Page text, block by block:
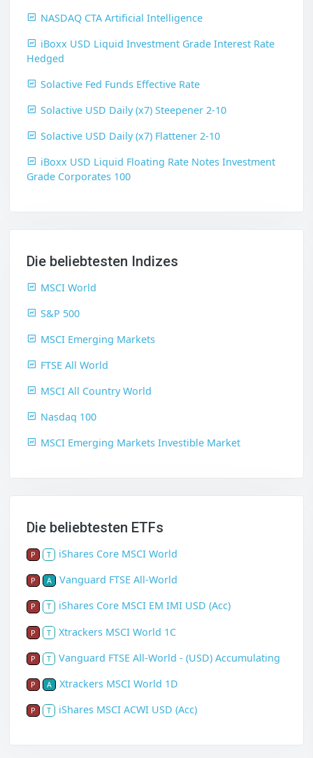
NASDAQ CTA Artificial Intelligence
iBoxx USD Liquid Investment Grade Interest Rate
Hedged
Solactive Fed Funds Effective Rate
Solactive USD Daily (x7) Steepener 2-10
Solactive USD Daily (x7) Flattener 2-10
iBoxx USD Liquid Floating Rate Notes Investment
Grade Corporates 100
Die beliebtesten Indizes
MSCI World
S&P 500
MSCI Emerging Markets
FTSE All World
MSCI All Country World
Nasdaq 100
MSCI Emerging Markets Investible Market
Die beliebtesten ETFs
P T iShares Core MSCI World
P A Vanguard FTSE All-World
P T iShares Core MSCI EM IMI USD (Acc)
P T Xtrackers MSCI World 1C
P T Vanguard FTSE All-World - (USD) Accumulating
P A Xtrackers MSCI World 1D
P T iShares MSCI ACWI USD (Acc)